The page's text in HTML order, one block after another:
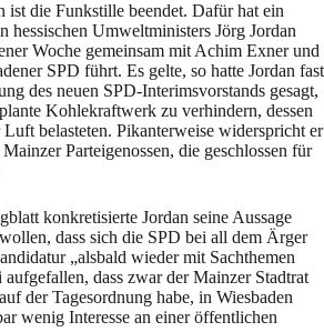
ist die Funkstille beendet. Dafür hat ein
hessischen Umweltministers Jörg Jordan
Woche gemeinsam mit Achim Exner und
SPD führt. Es gelte, so hatte Jordan fast
des neuen SPD-Interimsvorstands gesagt,
Kohlekraftwerk zu verhindern, dessen
Luft belasteten. Pikanterweise widerspricht er
Parteigenossen, die geschlossen für
konkretisierte Jordan seine Aussage
dass sich die SPD bei all dem Ärger
„alsbald wieder mit Sachthemen
aufgefallen, dass zwar der Mainzer Stadtrat
der Tagesordnung habe, in Wiesbaden
wenig Interesse an einer öffentlichen